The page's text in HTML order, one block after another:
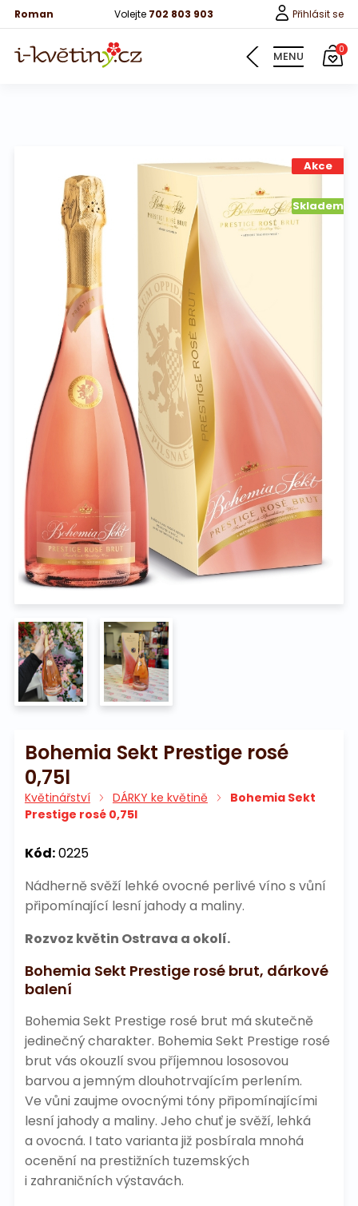
Roman Volejte 702 803 903 Přihlásit se
MENU 0
Pro děti
100 růží
Růže 40cm
Bonboniery
Na pohřeb
Akce
Skladem
Bohemia Sekt Prestige rosé
0,75l
Květinářství DÁRKY ke květině
Bohemia Sekt
Prestige rosé 0,75l
Kód:0225
Nádherně svěží lehké ovocné perlivé víno s vůní
připomínající lesní jahody a maliny.
Rozvoz květin Ostrava a okolí.
Bohemia Sekt Prestige rosé brut, dárkové
balení
Bohemia Sekt Prestige rosé brut má skutečně
jedinečný charakter. Bohemia Sekt Prestige rosé
brut vás okouzlí svou příjemnou lososovou
barvou a jemným dlouhotrvajícím perlením.
Ve vůni zaujme ovocnými tóny připomínajícími
lesní jahody a maliny. Jeho chuť je svěží, lehká
a ovocná. I tato varianta již posbírala mnohá
ocenění na prestižních tuzemských
i zahraničních výstavách.